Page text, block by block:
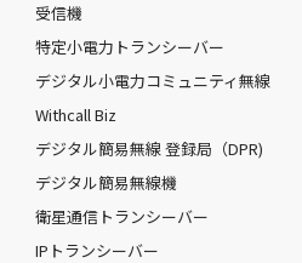
受信機
特定小電力トランシーバー
デジタル小電力コミュニティ無線
Withcall Biz
デジタル簡易無線 登録局（DPR)
デジタル簡易無線機
衛星通信トランシーバー
IPトランシーバー